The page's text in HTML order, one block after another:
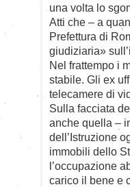
una volta lo
Atti che – a
Prefettura di
giudiziaria»
Nel frattempo i
stabile. Gli ex
telecamere di
Sulla facciata
anche quella –
dell’Istruzione
immobili dello
l’occupazione
carico il bene e